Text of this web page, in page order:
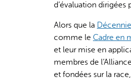
d’évaluation dirigées
Alors que la
comme le Cadre en
et leur mise en
membres de
et fondées sur la